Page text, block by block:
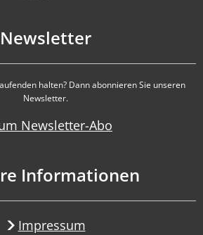
Newsletter
halten? Dann abonnieren Sie unseren
Newsletter.
Newsletter-Abo
Informationen
Impressum